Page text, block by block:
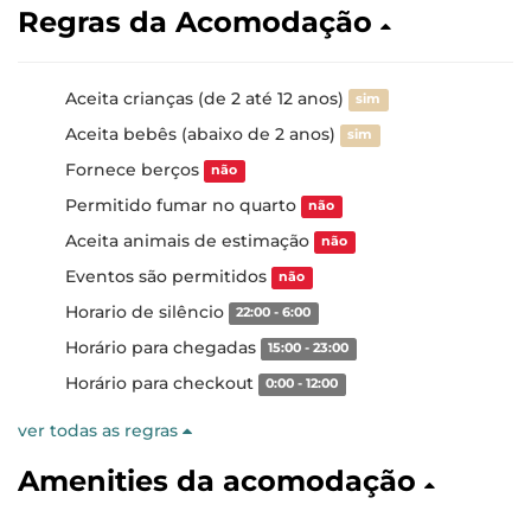
Regras da Acomodação
Aceita crianças (de 2 até 12 anos) sim
Aceita bebês (abaixo de 2 anos) sim
Fornece berços não
Permitido fumar no quarto não
Aceita animais de estimação não
Eventos são permitidos não
Horario de silêncio 22:00 - 6:00
Horário para chegadas 15:00 - 23:00
Horário para checkout 0:00 - 12:00
ver todas as regras
Amenities da acomodação